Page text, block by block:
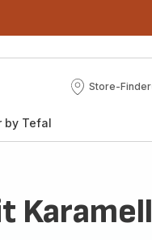
Store-Finder
Store-
by Tefal
Karamell